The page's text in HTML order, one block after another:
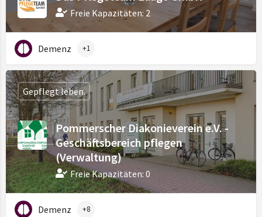
Freie Kapazitäten: 2
Demenz +1
Pommerscher Diakonieverein e.V. -
Geschäftsbereich pflegen
(Verwaltung)
Freie Kapazitäten: 0
Gepflegt leben.
Demenz +8